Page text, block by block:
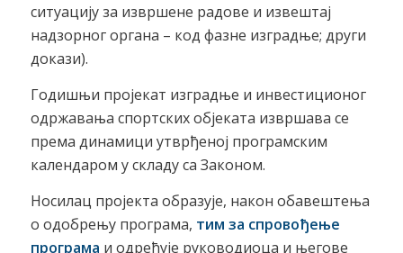
ситуацију за извршене радове и извештај
надзорног органа – код фазне изградње; други
докази).
Годишњи пројекат изградње и инвестиционог
одржавања спортских објеката извршава се
према динамици утврђеној програмским
календаром у складу са Законом.
Носилац пројекта образује, након обавештења
о одобрењу програма, тим за спровођење
програма и одређује руководиоца и његове